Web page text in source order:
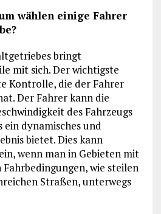
wählen einige Fahrer
bringt
mit sich. Der wichtigste
Kontrolle, die der Fahrer
Der Fahrer kann die
des Fahrzeugs
ein dynamisches und
bietet. Dies kann
wenn man in Gebieten mit
wie steilen
Straßen, unterwegs